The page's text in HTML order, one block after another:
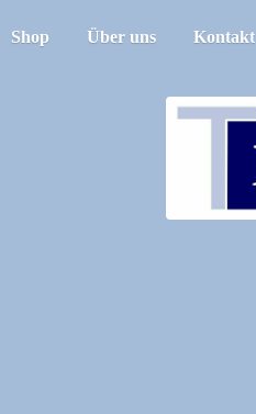
Shop Über uns Kontakt